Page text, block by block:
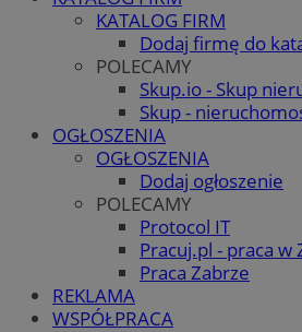
KATALOG FIRM
Dodaj firmę do
POLECAMY
Skup.io - Skup
Skup -
OGŁOSZENIA
OGŁOSZENIA
Dodaj ogłoszenie
POLECAMY
Protocol IT
Pracuj.pl - praca w
Praca Zabrze
REKLAMA
WSPÓŁPRACA